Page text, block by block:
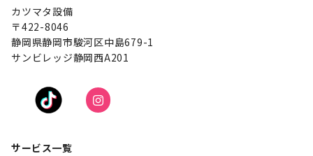
カツマタ設備
〒422-8046
静岡県静岡市駿河区中島679-1
サンビレッジ静岡西A201
サービス一覧